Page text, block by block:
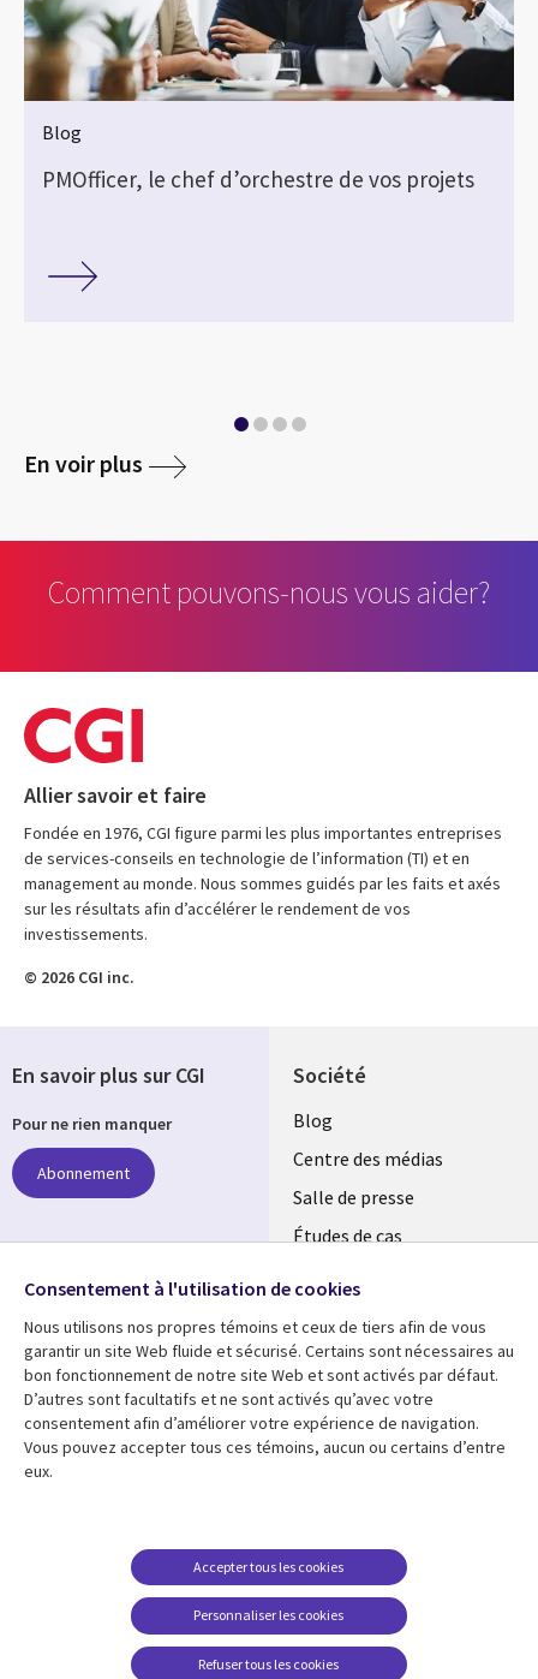
Blog
PMOfficer, le chef d’orchestre de vos projets
En voir plus
Comment pouvons-nous vous aider?
Allier savoir et faire
Fondée en 1976, CGI figure parmi les plus importantes entreprises
de services-conseils en technologie de l’information (TI) et en
management au monde. Nous sommes guidés par les faits et axés
sur les résultats afin d’accélérer le rendement de vos
investissements.
© 2026 CGI inc.
Société
Useful
links
LUXEMBOURG
Blog
Centre des médias
Salle de presse
Études de cas
Ressources
Library
SECTIONS
Articles
Études de cas
Support
FR
Confidentialité
Accessibilité
Données personnelles
Centre de gestion des
En savoir plus sur CGI
Pour ne rien manquer
Abonnement
Suivez-nous
Social
Media
LUXEMBOURG
Consentement à l'utilisation de cookies
Nous utilisons nos propres témoins et ceux de tiers afin de vous
garantir un site Web fluide et sécurisé. Certains sont nécessaires au
bon fonctionnement de notre site Web et sont activés par défaut.
D’autres sont facultatifs et ne sont activés qu’avec votre
consentement afin d’améliorer votre expérience de navigation.
Vous pouvez accepter tous ces témoins, aucun ou certains d’entre
eux.
Personnaliser les cookies
Accepter tous les cookies
Refuser tous les cookies